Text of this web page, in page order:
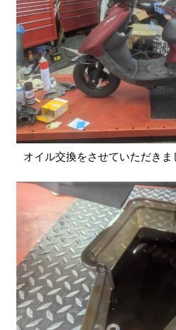
オイル交換をさせていただきま